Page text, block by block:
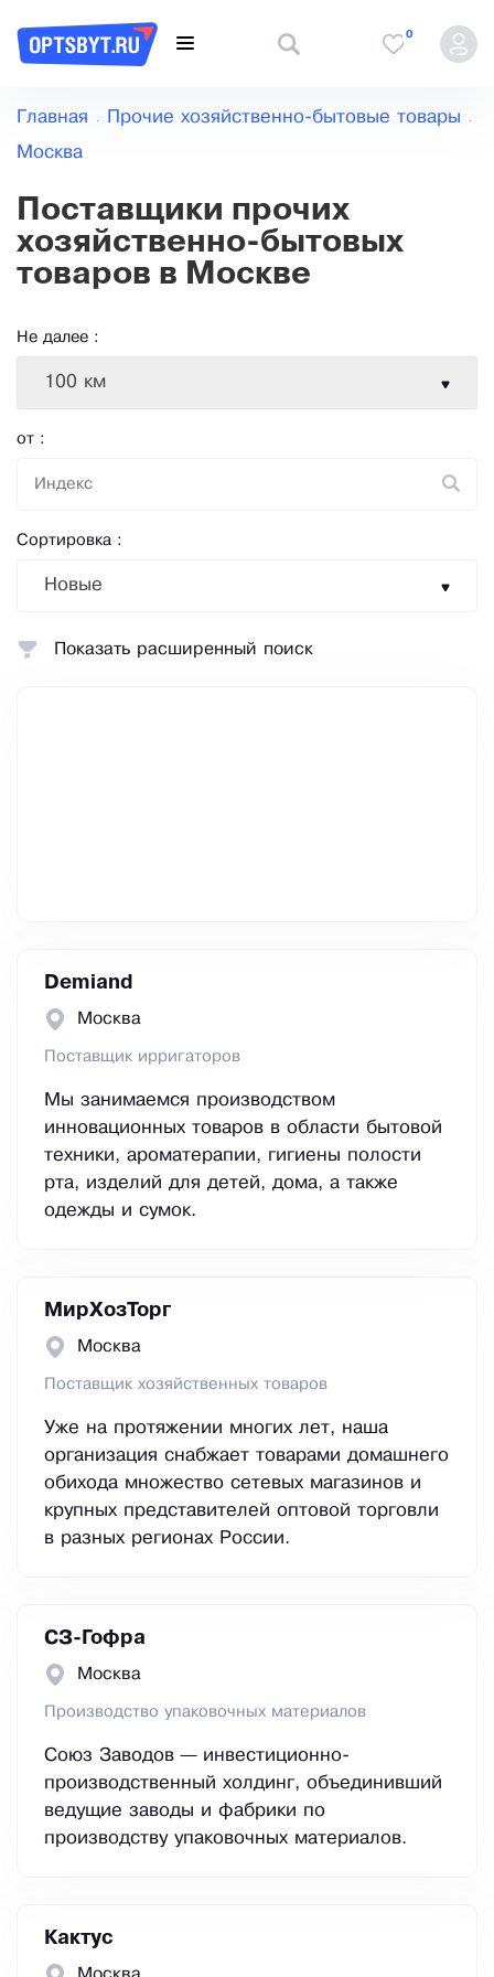
0
Главная Прочие хозяйственно-бытовые товары
Москва
Поставщики прочих
хозяйственно-бытовых
товаров в Москве
Не далее :
100 км
от :
Сортировка :
Новые
Demiand
Москва
Поставщик ирригаторов
Мы занимаемся производством
инновационных товаров в области бытовой
техники, ароматерапии, гигиены полости
рта, изделий для детей, дома, а также
одежды и сумок.
МирХозТорг
Москва
Поставщик хозяйственных товаров
Уже на протяжении многих лет, наша
организация снабжает товарами домашнего
обихода множество сетевых магазинов и
крупных представителей оптовой торговли
в разных регионах России.
СЗ-Гофра
Москва
Производство упаковочных материалов
Союз Заводов — инвестиционно-
производственный холдинг, объединивший
ведущие заводы и фабрики по
производству упаковочных материалов.
Кактус
Показать расширенный поиск